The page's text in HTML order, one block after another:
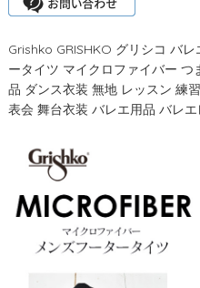
Grishko GRISHKO グリシコ バ
ータイツ マイクロファイバー
品 ダンス衣装 無地 レッスン 練
表会 舞台衣装 バレエ用品 バレ